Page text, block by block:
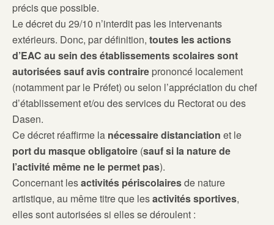
précis que possible.
Le décret du 29/10 n’interdit pas les intervenants
extérieurs. Donc, par définition, toutes les actions
d’EAC au sein des établissements scolaires sont
autorisées sauf avis contraire prononcé localement
(notamment par le Préfet) ou selon l’appréciation du chef
d’établissement et/ou des services du Rectorat ou des
Dasen.
Ce décret réaffirme la nécessaire distanciation et le
port du masque obligatoire (sauf si la nature de
l’activité même ne le permet pas).
Concernant lesactivités périscolairesde nature
artistique, au même titre que lesactivités sportives,
elles sont autorisées si elles se déroulent :